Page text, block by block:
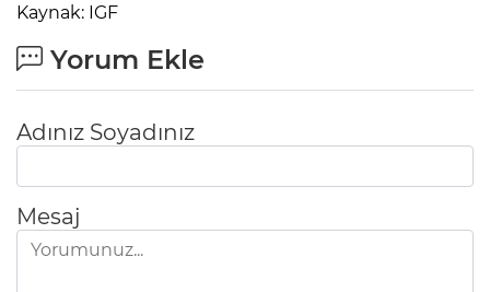
Kaynak: IGF
Yorum Ekle
Adınız Soyadınız
Mesaj